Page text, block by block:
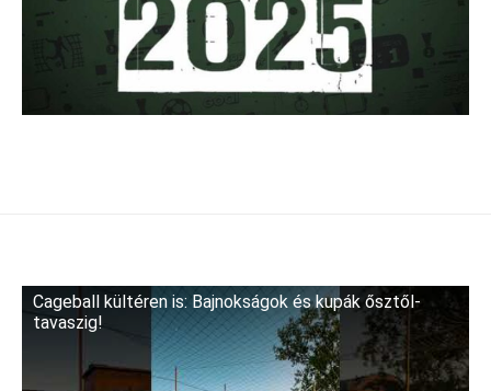
Cageball kültéren is: Bajnokságok és kupák ősztől-
tavaszig!